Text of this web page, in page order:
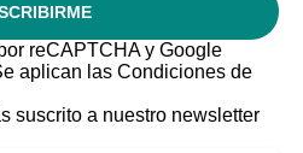
reCAPTCHA y Google
aplican las Condiciones de
suscrito a nuestro newsletter